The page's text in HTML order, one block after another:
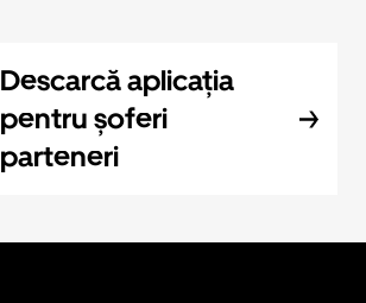
Descarcă aplicația
pentru șoferi
parteneri